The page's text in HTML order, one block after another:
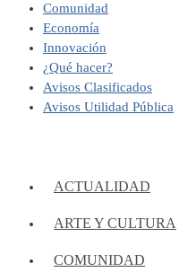
Comunidad
Economía
Innovación
¿Qué hacer?
Avisos Clasificados
Avisos Utilidad Pública
ACTUALIDAD
ARTE Y CULTURA
COMUNIDAD